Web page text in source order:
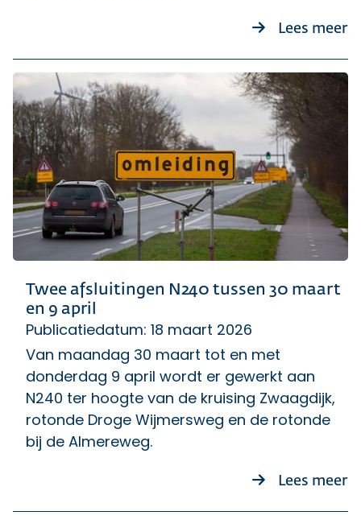
Lees meer
Twee afsluitingen N240 tussen 30 maart
en 9 april
Publicatiedatum: 18 maart 2026
Van maandag 30 maart tot en met
donderdag 9 april wordt er gewerkt aan
N240 ter hoogte van de kruising Zwaagdijk,
rotonde Droge Wijmersweg en de rotonde
bij de Almereweg.
Lees meer